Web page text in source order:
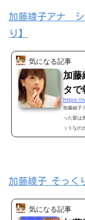
加藤綾子アナ シ
り】
気になる記事
加
タで
https://
加藤綾子
った髪は
ットなの
します。
加藤綾子 そっく
気になる記事